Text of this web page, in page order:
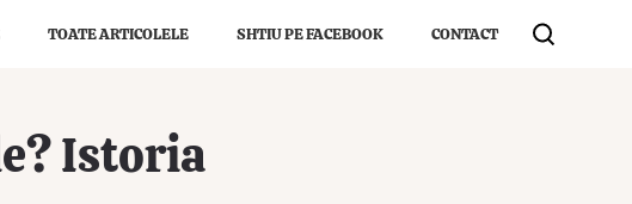
TOATE ARTICOLELE SHTIU PE FACEBOOK CONTACT
Istoria